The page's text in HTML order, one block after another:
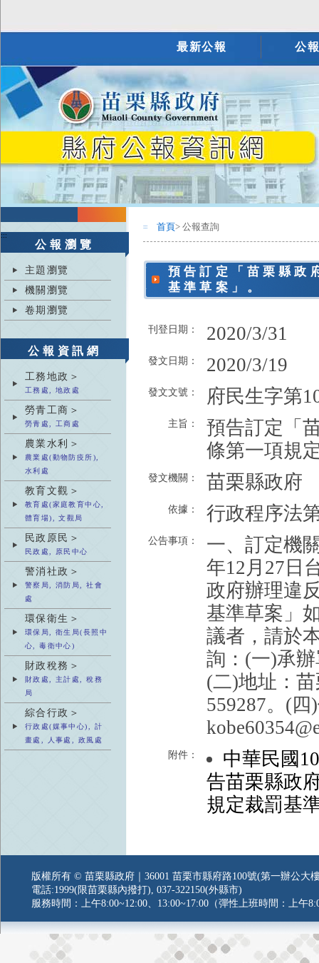
最新公報 公
:::
公報瀏覽
主題瀏覽
機關瀏覽
卷期瀏覽
公報資訊網
工務地政＞
工務處, 地政處
勞青工商＞
勞青處, 工商處
農業水利＞
農業處(動物防疫所),
水利處
教育文觀＞
教育處(家庭教育中心,
體育場), 文觀局
民政原民＞
民政處, 原民中心
警消社政＞
警察局, 消防局, 社會
處
環保衛生＞
環保局, 衛生局(長照中
心, 毒衛中心)
財政稅務＞
財政處, 主計處, 稅務
局
綜合行政＞
行政處(媒事中心), 計
畫處, 人事處, 政風處
::: 首頁> 公報查詢
預告訂定「苗栗縣政
基準草案」。
刊登日期： 2020/3/31
發文日期： 2020/3/19
發文文號： 府民生字第
主旨：
預告訂定「
條第一項規
發文機關： 苗栗縣政府
依據： 行政程序法
公告事項：
一、訂定機
年12月27日
政府辦理違
基準草案」
議者，請於
詢：(一)承
(二)地址：
559287。(
附件：
中華民國
告苗栗縣政
規定裁罰基
版權所有 © 苗栗縣政府｜36001 苗栗市縣府路100號(第一辦公大
電話:1999(限苗栗縣內撥打), 037-322150(外縣市)
服務時間：上午8:00~12:00、13:00~17:00（彈性上班時間：上午